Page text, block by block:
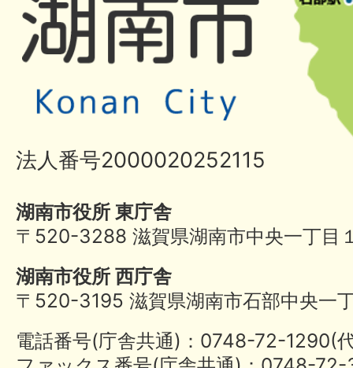
法人番号2000020252115
湖南市役所 東庁舎
〒520-3288 滋賀県湖南市中央一丁目
湖南市役所 西庁舎
〒520-3195 滋賀県湖南市石部中央一
電話番号(庁舎共通)：0748-72-